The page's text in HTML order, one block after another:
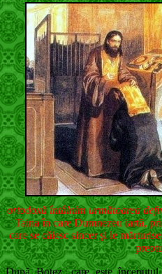
ortodoxă întâlnim următoarea
Taina în care Dumnezeu iartă,
care se căiesc sincer şi le
După Botez, care este